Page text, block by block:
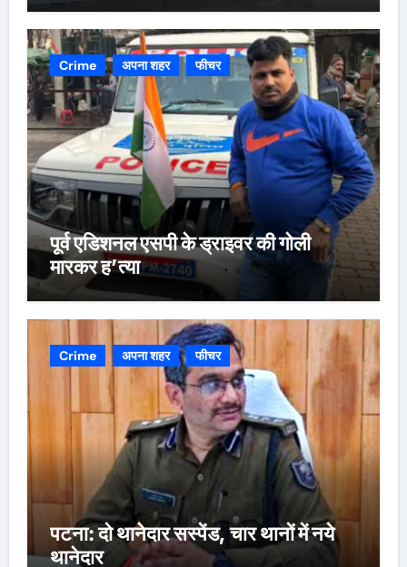
Crime अपना शहर फीचर
पूर्व एडिशनल एसपी के ड्राइवर की गोली
मारकर ह’त्या
Crime अपना शहर फीचर
पटना: दो थानेदार सस्पेंड, चार थानों में नये
थानेदार